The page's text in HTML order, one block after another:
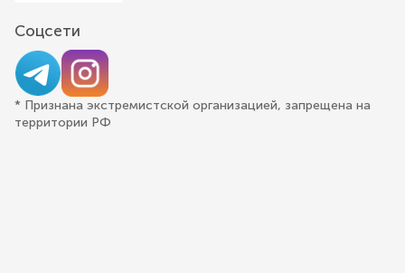
Соцсети
* Признана экстремистской организацией, запрещена на
территории РФ